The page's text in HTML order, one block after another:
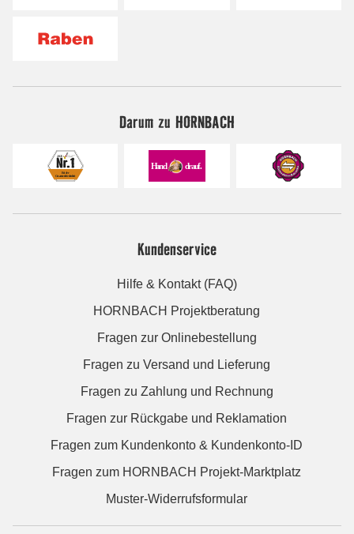
Darum zu HORNBACH
Kundenservice
Hilfe & Kontakt (FAQ)
HORNBACH Projektberatung
Fragen zur Onlinebestellung
Fragen zu Versand und Lieferung
Fragen zu Zahlung und Rechnung
Fragen zur Rückgabe und Reklamation
Fragen zum Kundenkonto & Kundenkonto-ID
Fragen zum HORNBACH Projekt-Marktplatz
Muster-Widerrufsformular